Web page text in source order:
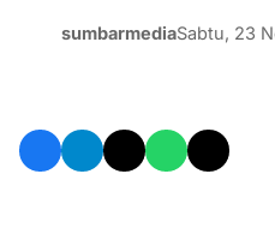
sumbarmediaSabtu, 23